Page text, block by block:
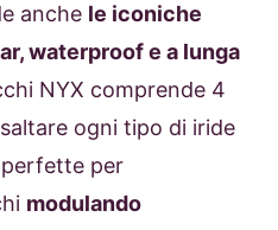
anche le iconiche
waterproof e a lunga
NYX comprende 4
ogni tipo di iride
per
modulando